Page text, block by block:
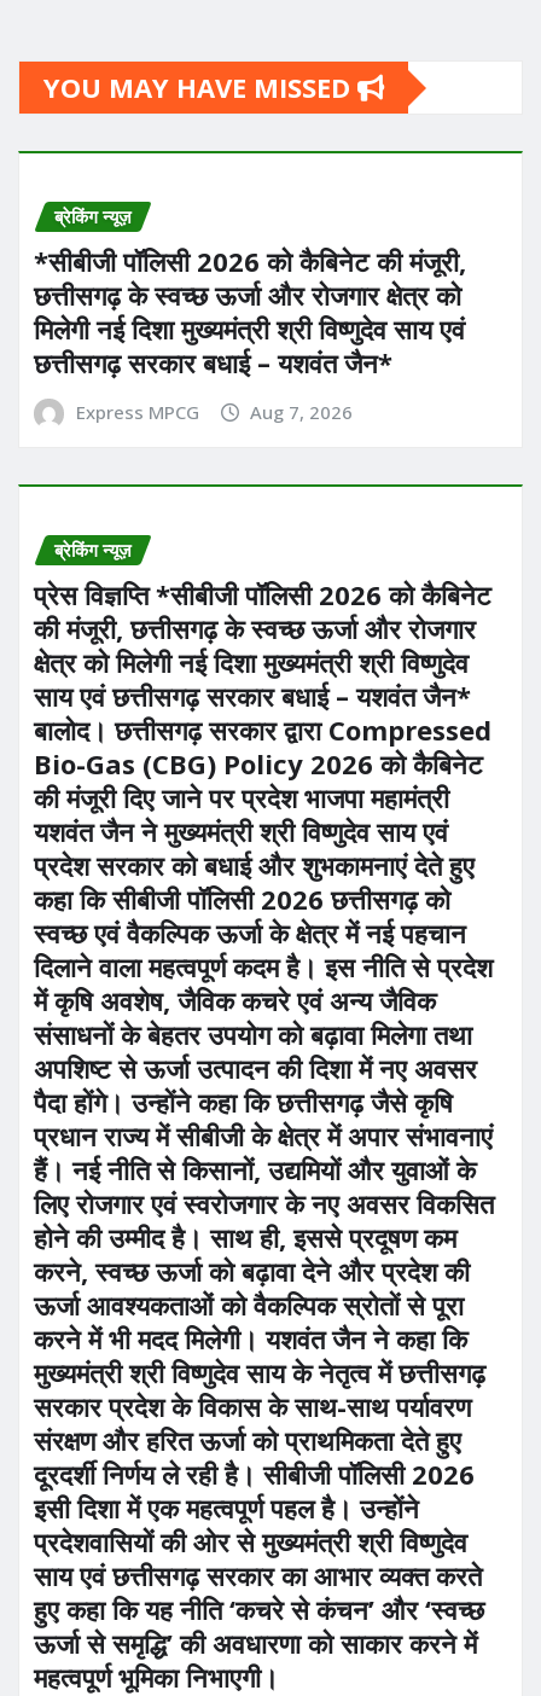
YOU MAY HAVE MISSED
ब्रेकिंग न्यूज़
*सीबीजी पॉलिसी 2026 को कैबिनेट की मंजूरी,
छत्तीसगढ़ के स्वच्छ ऊर्जा और रोजगार क्षेत्र को
मिलेगी नई दिशा मुख्यमंत्री श्री विष्णुदेव साय एवं
छत्तीसगढ़ सरकार बधाई – यशवंत जैन*
Express MPCG Aug 7, 2026
ब्रेकिंग न्यूज़
प्रेस विज्ञप्ति *सीबीजी पॉलिसी 2026 को कैबिनेट
की मंजूरी, छत्तीसगढ़ के स्वच्छ ऊर्जा और रोजगार
क्षेत्र को मिलेगी नई दिशा मुख्यमंत्री श्री विष्णुदेव
साय एवं छत्तीसगढ़ सरकार बधाई – यशवंत जैन*
बालोद। छत्तीसगढ़ सरकार द्वारा Compressed
Bio-Gas (CBG) Policy 2026 को कैबिनेट
की मंजूरी दिए जाने पर प्रदेश भाजपा महामंत्री
यशवंत जैन ने मुख्यमंत्री श्री विष्णुदेव साय एवं
प्रदेश सरकार को बधाई और शुभकामनाएं देते हुए
कहा कि सीबीजी पॉलिसी 2026 छत्तीसगढ़ को
स्वच्छ एवं वैकल्पिक ऊर्जा के क्षेत्र में नई पहचान
दिलाने वाला महत्वपूर्ण कदम है। इस नीति से प्रदेश
में कृषि अवशेष, जैविक कचरे एवं अन्य जैविक
संसाधनों के बेहतर उपयोग को बढ़ावा मिलेगा तथा
अपशिष्ट से ऊर्जा उत्पादन की दिशा में नए अवसर
पैदा होंगे। उन्होंने कहा कि छत्तीसगढ़ जैसे कृषि
प्रधान राज्य में सीबीजी के क्षेत्र में अपार संभावनाएं
हैं। नई नीति से किसानों, उद्यमियों और युवाओं के
लिए रोजगार एवं स्वरोजगार के नए अवसर विकसित
होने की उम्मीद है। साथ ही, इससे प्रदूषण कम
करने, स्वच्छ ऊर्जा को बढ़ावा देने और प्रदेश की
ऊर्जा आवश्यकताओं को वैकल्पिक स्रोतों से पूरा
करने में भी मदद मिलेगी। यशवंत जैन ने कहा कि
मुख्यमंत्री श्री विष्णुदेव साय के नेतृत्व में छत्तीसगढ़
सरकार प्रदेश के विकास के साथ-साथ पर्यावरण
संरक्षण और हरित ऊर्जा को प्राथमिकता देते हुए
दूरदर्शी निर्णय ले रही है। सीबीजी पॉलिसी 2026
इसी दिशा में एक महत्वपूर्ण पहल है। उन्होंने
प्रदेशवासियों की ओर से मुख्यमंत्री श्री विष्णुदेव
साय एवं छत्तीसगढ़ सरकार का आभार व्यक्त करते
हुए कहा कि यह नीति ‘कचरे से कंचन’ और ‘स्वच्छ
ऊर्जा से समृद्धि’ की अवधारणा को साकार करने में
महत्वपूर्ण भूमिका निभाएगी।